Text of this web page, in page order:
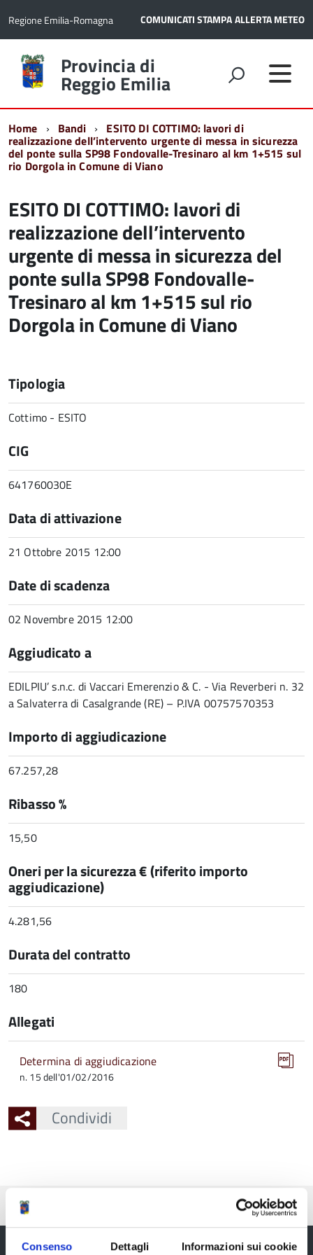
Consenso Dettagli Informazioni sui cookie
Regione Emilia-Romagna COMUNICATI STAMPAALLERTA METEO
Torna
alla
home
Provincia di
Reggio Emilia
Home Bandi ESITO DI COTTIMO: lavori di
realizzazione dell’intervento urgente di messa in sicurezza
del ponte sulla SP98 Fondovalle-Tresinaro al km 1+515 sul
rio Dorgola in Comune di Viano
ESITO DI COTTIMO: lavori di
realizzazione dell’intervento
urgente di messa in sicurezza del
ponte sulla SP98 Fondovalle-
Tresinaro al km 1+515 sul rio
Dorgola in Comune di Viano
Tipologia
Cottimo - ESITO
CIG
641760030E
Data di attivazione
21 Ottobre 2015 12:00
Date di scadenza
02 Novembre 2015 12:00
Aggiudicato a
EDILPIU’ s.n.c. di Vaccari Emerenzio & C. - Via Reverberi n. 32
a Salvaterra di Casalgrande (RE) – P.IVA 00757570353
Importo di aggiudicazione
67.257,28
Ribasso %
15,50
Oneri per la sicurezza € (riferito importo
aggiudicazione)
4.281,56
Durata del contratto
180
Allegati
Determina di aggiudicazione
n. 15 dell'01/02/2016
Condividi
Pubblicato: 09 Febbraio 2016